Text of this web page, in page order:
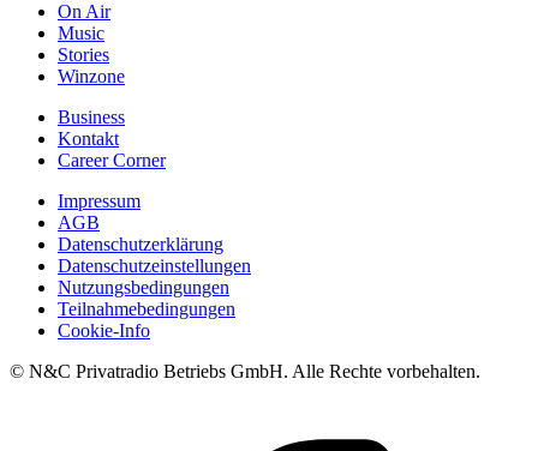
On Air
Music
Stories
Winzone
Business
Kontakt
Career Corner
Impressum
AGB
Datenschutzerklärung
Datenschutzeinstellungen
Nutzungsbedingungen
Teilnahmebedingungen
Cookie-Info
© N&C Privatradio Betriebs GmbH. Alle Rechte vorbehalten.